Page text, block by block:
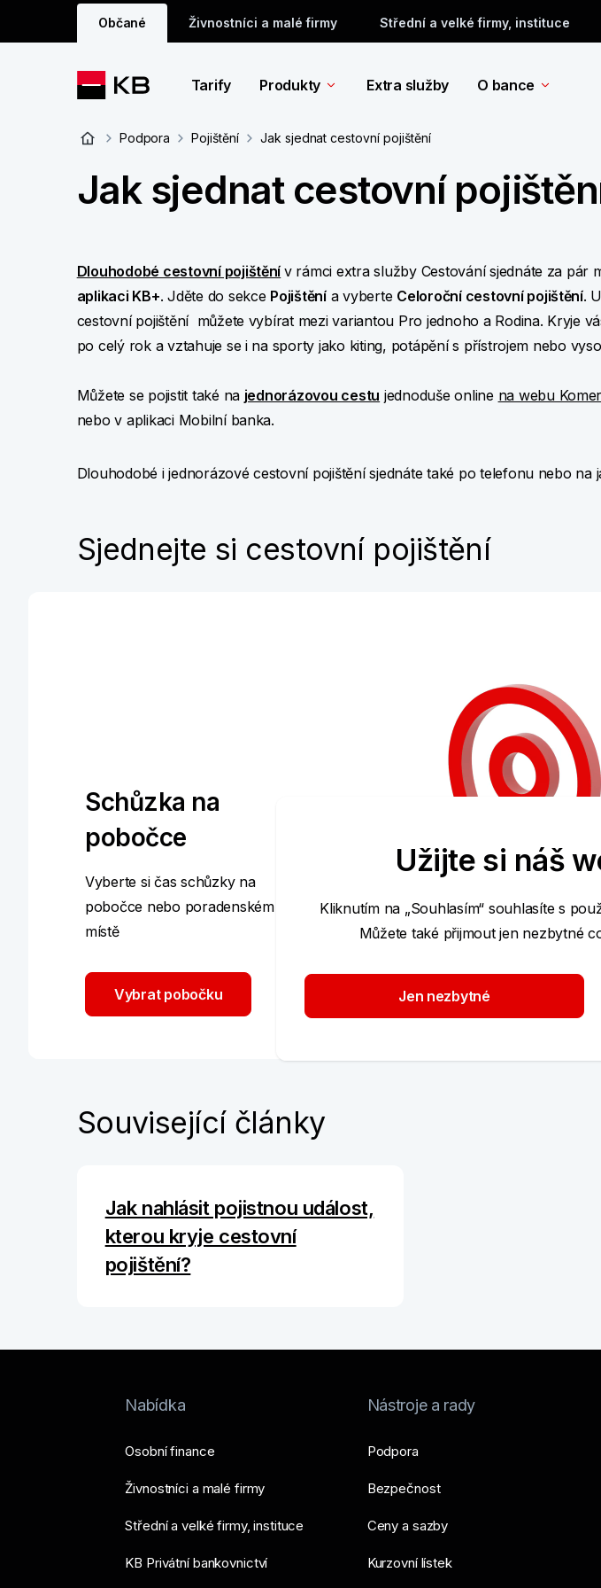
Občané Živnostníci a malé firmy Střední a velké firmy, instituce
Tarify Produkty Extra služby O bance
Podpora Pojištění Jak sjednat cestovní pojištění
Jak sjednat cestovní
Dlouhodobé cestovní pojištění v rámci extra služby Cestování sjednáte za pár
aplikaci KB+. Jděte do sekce Pojištěnía vyberte Celoroční cestovní pojištění.
cestovní pojištění můžete vybírat mezi variantou Pro jednoho a Rodina. Kryje
po celý rok a vztahuje se i na sporty jako kiting, potápění s přístrojem nebo
Můžete se pojistit také na jednorázovou cestu jednoduše online na webu
nebo v aplikaci Mobilní banka.
Dlouhodobé i jednorázové cestovní pojištění sjednáte také po telefonu nebo na
Sjednejte si cestovní pojištění
Schůzka na
pobočce
Vyberte si čas schůzky na
pobočce nebo poradenském
místě
Vybrat pobočku
Související články
Jak nahlásit pojistnou událost,
kterou kryje cestovní
pojištění?
Nabídka
Osobní finance
Živnostníci a malé firmy
Střední a velké firmy, instituce
KB Privátní bankovnictví
Nástroje a rady
Podpora
Bezpečnost
Ceny a sazby
Kurzovní lístek
Užijte si náš
Kliknutím na „Souhlasím“ souhlasíte s
Můžete také přijmout jen nezbytné
Jen nezbytné